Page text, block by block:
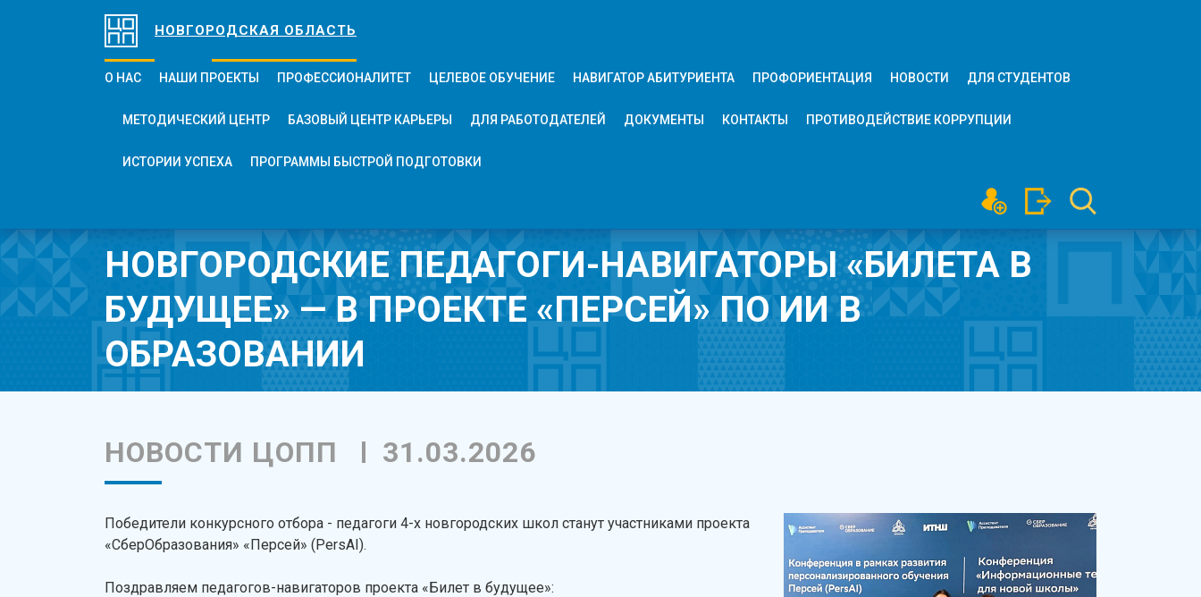
НОВГОРОДСКАЯ ОБЛАСТЬ
О НАС НАШИ ПРОЕКТЫ ПРОФЕССИОНАЛИТЕТ ЦЕЛЕВОЕ ОБУЧЕНИЕ НАВИГАТОР АБИТУРИЕНТА ПРОФОРИЕНТАЦИЯ НОВОСТИ ДЛЯ СТУДЕНТОВ
МЕТОДИЧЕСКИЙ ЦЕНТР БАЗОВЫЙ ЦЕНТР КАРЬЕРЫ ДЛЯ РАБОТОДАТЕЛЕЙ ДОКУМЕНТЫ КОНТАКТЫ ПРОТИВОДЕЙСТВИЕ КОРРУПЦИИ
ИСТОРИИ УСПЕХА ПРОГРАММЫ БЫСТРОЙ ПОДГОТОВКИ
НОВГОРОДСКИЕ ПЕДАГОГИ-НАВИГАТОРЫ «БИЛЕТА В
БУДУЩЕЕ» — В ПРОЕКТЕ «ПЕРСЕЙ» ПО ИИ В
ОБРАЗОВАНИИ
НОВОСТИ ЦОПП 31.03.2026
Победители конкурсного отбора - педагоги 4-х новгородских школ станут участниками проекта
«СберОбразования» «Персей» (PersAI).
Поздравляем педагогов-навигаторов проекта «Билет в будущее»: